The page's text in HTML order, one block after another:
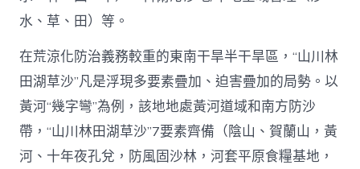
水、草、田）等。
在荒涼化防治義務較重的東南干旱半干旱區，“山川林
田湖草沙”凡是浮現多要素疊加、迫害疊加的局勢。以
黃河“幾字彎”為例，該地地處黃河道域和南方防沙
帶，“山川林田湖草沙”7要素齊備（陰山、賀蘭山，黃
河、十年夜孔兌，防風固沙林，河套平原食糧基地，